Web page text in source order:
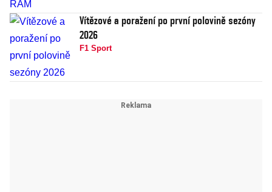
Vítězové a poražení po první polovině sezóny
2026
F1 Sport